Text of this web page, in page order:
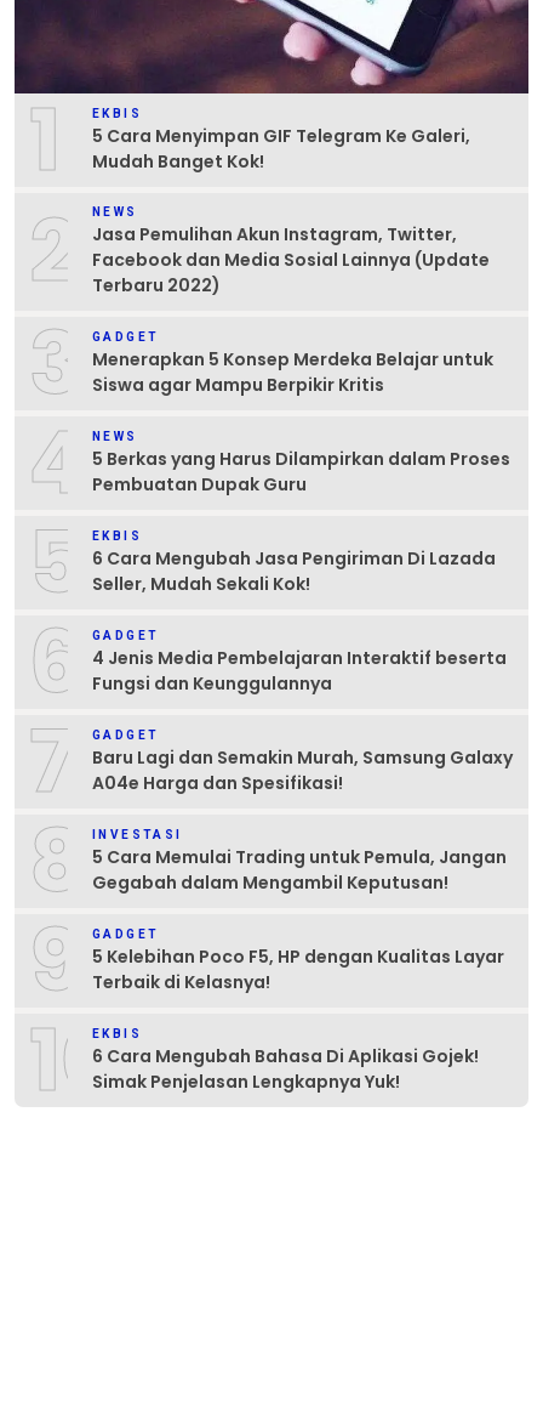
1 EKBIS
5 Cara Menyimpan GIF Telegram Ke Galeri,
Mudah Banget Kok!
2 NEWS
Jasa Pemulihan Akun Instagram, Twitter,
Facebook dan Media Sosial Lainnya (Update
Terbaru 2022)
3 GADGET
Menerapkan 5 Konsep Merdeka Belajar untuk
Siswa agar Mampu Berpikir Kritis
4 NEWS
5 Berkas yang Harus Dilampirkan dalam Proses
Pembuatan Dupak Guru
5 EKBIS
6 Cara Mengubah Jasa Pengiriman Di Lazada
Seller, Mudah Sekali Kok!
6 GADGET
4 Jenis Media Pembelajaran Interaktif beserta
Fungsi dan Keunggulannya
7 GADGET
Baru Lagi dan Semakin Murah, Samsung Galaxy
A04e Harga dan Spesifikasi!
8 INVESTASI
5 Cara Memulai Trading untuk Pemula, Jangan
Gegabah dalam Mengambil Keputusan!
9 GADGET
5 Kelebihan Poco F5, HP dengan Kualitas Layar
Terbaik di Kelasnya!
10EKBIS
6 Cara Mengubah Bahasa Di Aplikasi Gojek!
Simak Penjelasan Lengkapnya Yuk!